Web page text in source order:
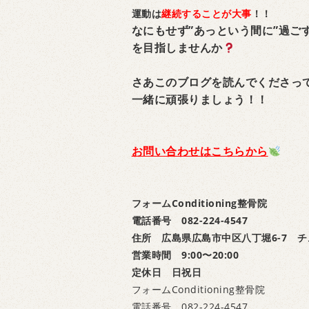
運動は継続することが大事 ！！
なにもせず”あっという間に”過ご
を目指しませんか
さあこのブログを読んでくださっ
一緒に頑張りましょう！！
お問い合わせはこちらから
フォームConditioning整骨院
電話番号 082-224-4547
住所 広島県広島市中区八丁堀6-7 チ
営業時間 9:00〜20:00
定休日 日祝日
フォームConditioning整骨院